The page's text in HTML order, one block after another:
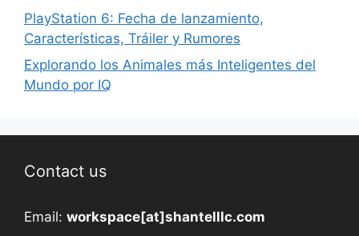
PlayStation 6: Fecha de lanzamiento,
Características, Tráiler y Rumores
Explorando los Animales más Inteligentes del
Mundo por IQ
Contact us
Email: workspace[at]shantelllc.com